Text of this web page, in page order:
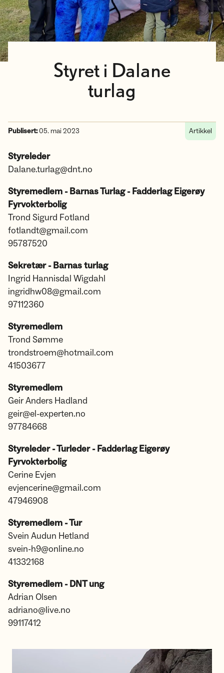
Styret i Dalane
turlag
Publisert:05. mai 2023 Artikkel
Styreleder
Dalane.turlag@dnt.no
Styremedlem - Barnas Turlag - Fadderlag Eigerøy
Fyrvokterbolig
Trond Sigurd Fotland
fotlandt@gmail.com
95787520
Sekretær - Barnas turlag
Ingrid Hannisdal Wigdahl
ingridhw08@gmail.com
97112360
Styremedlem
Trond Sømme
trondstroem@hotmail.com
41503677
Styremedlem
Geir Anders Hadland
geir@el-experten.no
97784668
Styreleder - Turleder - Fadderlag Eigerøy
Fyrvokterbolig
Cerine Evjen
evjencerine@gmail.com
47946908
Styremedlem - Tur
Svein Audun Hetland
svein-h9@online.no
41332168
Styremedlem - DNT ung
Adrian Olsen
adriano@live.no
99117412